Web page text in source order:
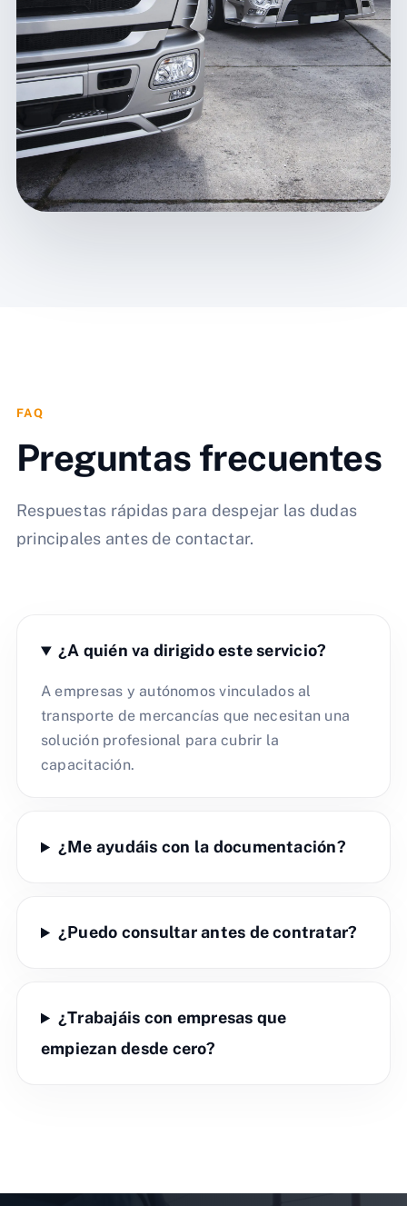
FAQ
Preguntas frecuentes
Respuestas rápidas para despejar las dudas
principales antes de contactar.
¿A quién va dirigido este servicio?
A empresas y autónomos vinculados al
transporte de mercancías que necesitan una
solución profesional para cubrir la
capacitación.
¿Me ayudáis con la documentación?
¿Puedo consultar antes de contratar?
¿Trabajáis con empresas que
empiezan desde cero?